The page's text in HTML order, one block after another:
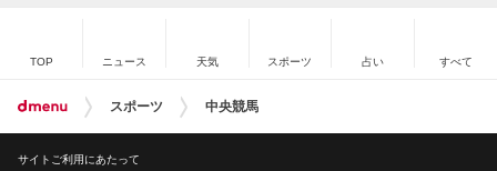
TOP ニュース 天気 スポーツ 占い すべて
スポーツ 中央競馬
サイトご利用にあたって